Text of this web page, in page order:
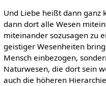
Und Liebe heißt dann ganz
dann dort alle Wesen
miteinander sozusagen zu
geistiger Wesenheiten
Mensch einbezogen,
Naturwesen, die dort sein
auch die höheren